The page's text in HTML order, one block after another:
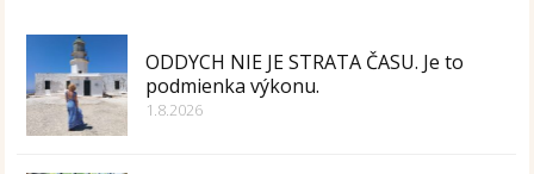
ODDYCH NIE JE STRATA ČASU. Je to
podmienka výkonu.
1.8.2026